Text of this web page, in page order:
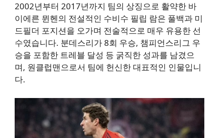
2002년부터 2017년까지 팀의 상징으로 활약한 바
이에른 뮌헨의 전설적인 수비수 필립 람은 풀백과 미
드필더 포지션을 오가며 전술적으로 매우 유용한 선
수였습니다. 분데스리가 8회 우승, 챔피언스리그 우
승을 포함한 트레블 달성 등 굵직한 성과를 남겼으
며, 원클럽맨으로서 팀에 헌신한 대표적인 인물입니
다.